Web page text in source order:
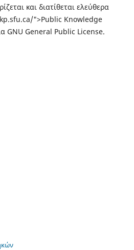
και διατίθεται ελεύθερα
">Public Knowledge
GNU General Public License.